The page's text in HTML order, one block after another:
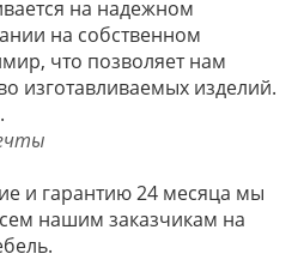
на надежном
на собственном
что позволяет нам
изготавливаемых изделий.
и гарантию 24 месяца мы
нашим заказчикам на